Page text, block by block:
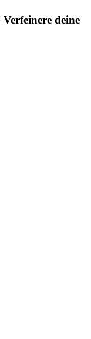
Verfeinere deine